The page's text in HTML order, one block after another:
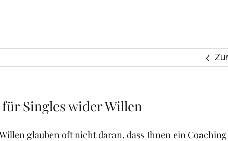
Singles wider Willen
glauben oft nicht daran, dass Ihnen ein